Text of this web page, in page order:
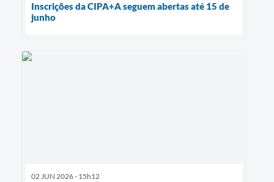
Inscrições da CIPA+A seguem abertas até 15 de
junho
02 JUN 2026 - 15h12